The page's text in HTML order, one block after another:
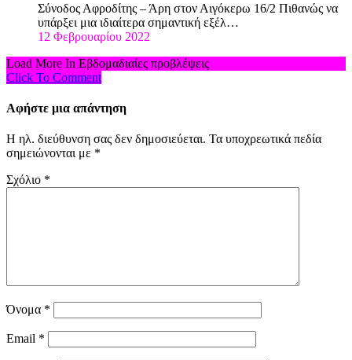
Σύνοδος Αφροδίτης – Άρη στον Αιγόκερω 16/2 Πιθανώς να
υπάρξει μια ιδιαίτερα σημαντική εξέλ…
12 Φεβρουαρίου 2022
Load More In Εβδομαδιαίες προβλέψεις
Click To Comment
Αφήστε μια απάντηση
Η ηλ. διεύθυνση σας δεν δημοσιεύεται. Τα υποχρεωτικά πεδία
σημειώνονται με *
Σχόλιο *
Όνομα *
Email *